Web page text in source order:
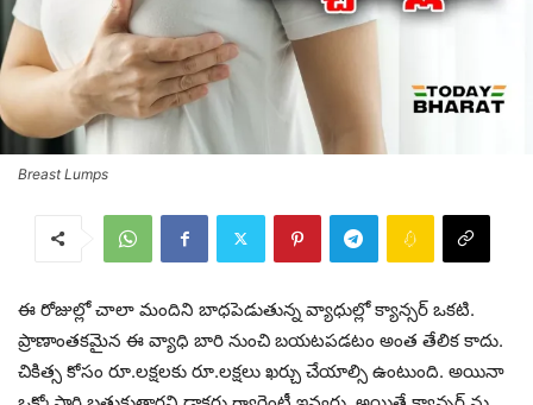
Breast Lumps
ఈ రోజుల్లో చాలా మందిని బాధపెడుతున్న వ్యాధుల్లో క్యాన్సర్ ఒకటి.
ప్రాణాంతకమైన ఈ వ్యాధి బారి నుంచి బయటపడటం అంత తేలిక కాదు.
చికిత్స కోసం రూ.లక్షలకు రూ.లక్షలు ఖర్చు చేయాల్సి ఉంటుంది. అయినా